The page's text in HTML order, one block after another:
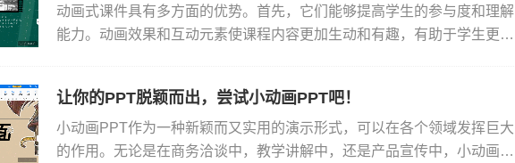
动画式课件具有多方面的优势。首先，它们能够提高学生的参与度和理解
能力。动画效果和互动元素使课程内容更加生动和有趣，有助于学生更好
让你的PPT脱颖而出，尝试小动画PPT吧！
小动画PPT作为一种新颖而又实用的演示形式，可以在各个领域发挥巨大
的作用。无论是在商务洽谈中，教学讲解中，还是产品宣传中，小动画